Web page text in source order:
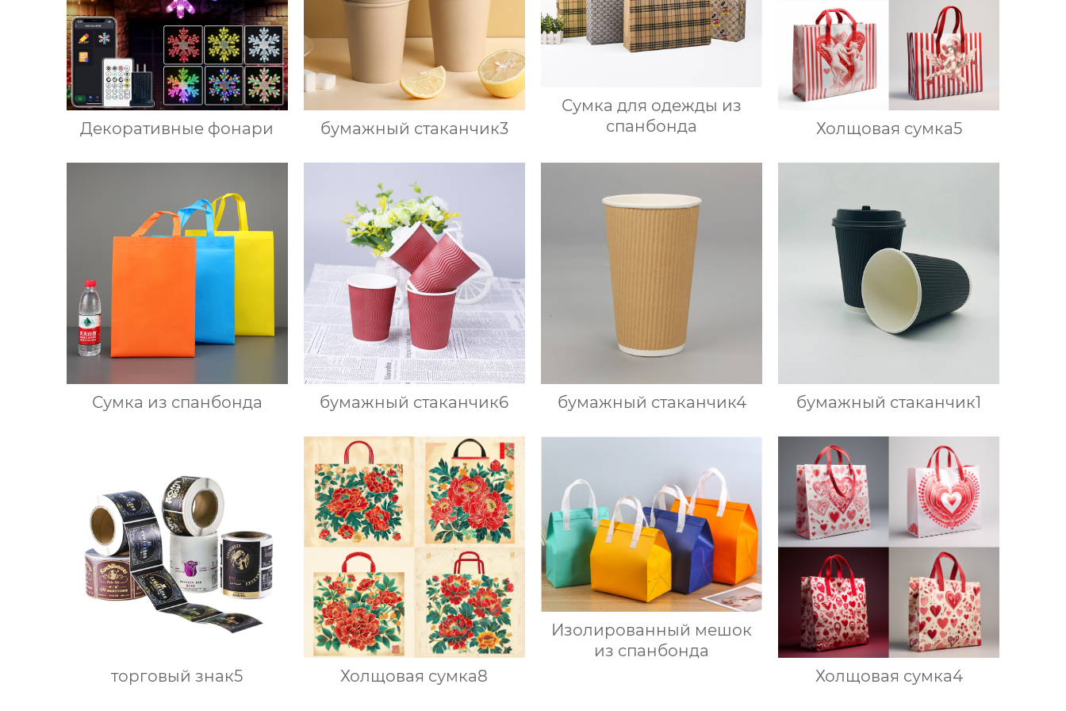
Декоративные фонари бумажный стаканчик3
Сумка для одежды из
спанбонда
Холщовая сумка5
Сумка из спанбонда бумажный стаканчик6 бумажный стаканчик4 бумажный стаканчик1
торговый знак5 Холщовая сумка8
Изолированный мешок
из спанбонда
Холщовая сумка4